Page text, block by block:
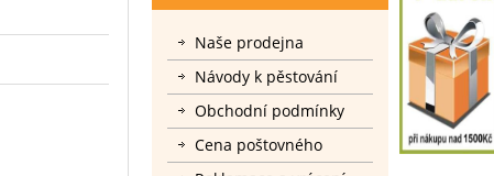
Naše prodejna
Návody k pěstování
Obchodní podmínky
Cena poštovného